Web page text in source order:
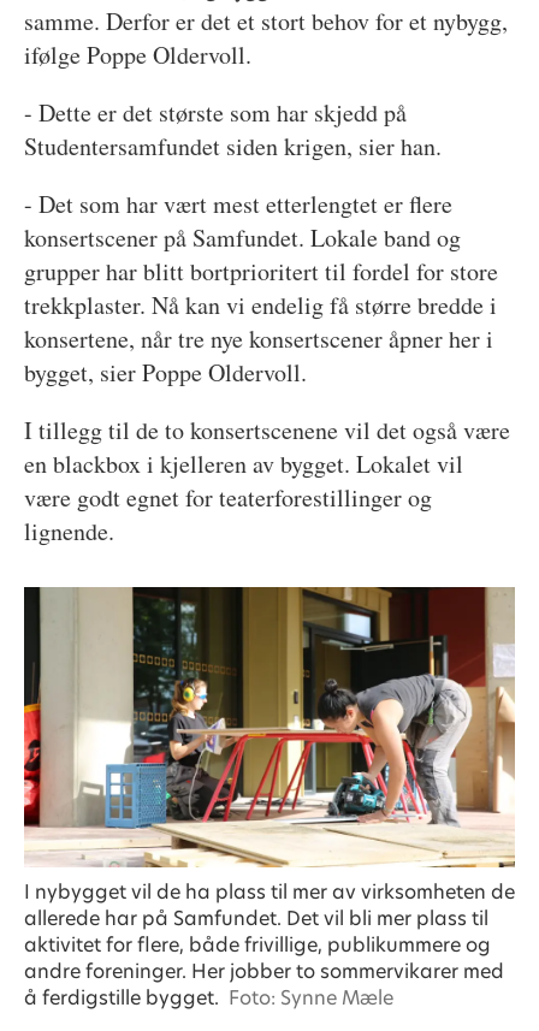
samme. Derfor er det et stort behov for et nybygg,
ifølge Poppe Oldervoll.
- Dette er det største som har skjedd på
Studentersamfundet siden krigen, sier han.
- Det som har vært mest etterlengtet er flere
konsertscener på Samfundet. Lokale band og
grupper har blitt bortprioritert til fordel for store
trekkplaster. Nå kan vi endelig få større bredde i
konsertene, når tre nye konsertscener åpner her i
bygget, sier Poppe Oldervoll.
I tillegg til de to konsertscenene vil det også være
en blackbox i kjelleren av bygget. Lokalet vil
være godt egnet for teaterforestillinger og
lignende.
I nybygget vil de ha plass til mer av virksomheten de
allerede har på Samfundet. Det vil bli mer plass til
aktivitet for flere, både frivillige, publikummere og
andre foreninger. Her jobber to sommervikarer med
å ferdigstille bygget. Foto: Synne Mæle